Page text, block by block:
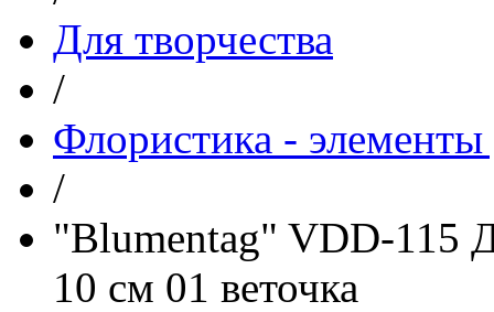
Для творчества
/
Флористика - элементы
/
"Blumentag" VDD-115
10 см 01 веточка